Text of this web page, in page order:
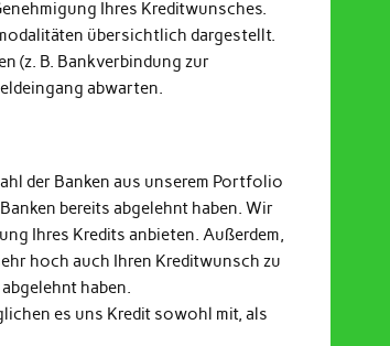
Ihres Kreditwunsches.
übersichtlich dargestellt.
(z. B. Bankverbindung zur
abwarten.
der Banken aus unserem Portfolio
bereits abgelehnt haben. Wir
Ihres Kredits anbieten. Außerdem,
hoch auch Ihren Kreditwunsch zu
haben.
es uns Kredit sowohl mit, als